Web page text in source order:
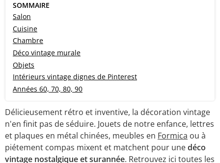
SOMMAIRE
Salon
Cuisine
Chambre
Déco vintage murale
Objets
Intérieurs vintage dignes de Pinterest
Années 60, 70, 80, 90
Délicieusement rétro et inventive, la décoration vintage
n'en finit pas de séduire. Jouets de notre enfance, lettres
et plaques en métal chinées, meubles en Formica ou à
piétement compas mixent et matchent pour unedéco
vintage nostalgique et surannée. Retrouvez ici toutes les